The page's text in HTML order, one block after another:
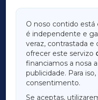
O noso contido está
é independente e
veraz, contrastada e
ofrecer este servizo
financiamos a nosa
publicidade. Para
consentimento.
Se aceptas,